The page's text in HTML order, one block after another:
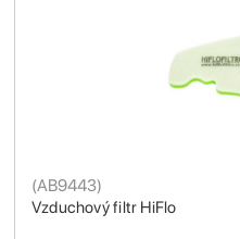
Vzduchový filtr HiFlo
(AB9443)